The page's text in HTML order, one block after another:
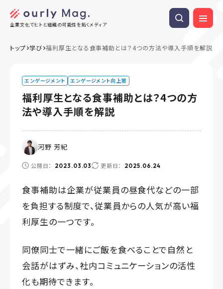
企業文化でヒトと組織の可能性を拓くメディア
トップ 学び 福利厚生となる食事補助とは？4つの方法や導入手順を解説
エンゲージメント エンゲージメント向上策
福利厚生となる食事補助とは？4つの方
法や導入手順を解説
河野 芳紀
公開日： 2023.03.03 更新日： 2025.06.24
食事補助は企業が従業員の昼食代などの一部
を負担する制度で、従業員からの人気が高い福
利厚生の一つです。
同僚同士で一緒にご飯を食べることで自然と
会話がはずみ、社内コミュニケーションの活性
化も期待できます。